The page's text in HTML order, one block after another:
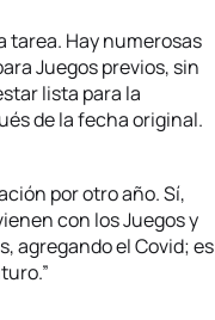
tarea. Hay numerosas
Juegos previos, sin
lista para la
de la fecha original.
por otro año. Sí,
con los Juegos y
agregando el Covid; es